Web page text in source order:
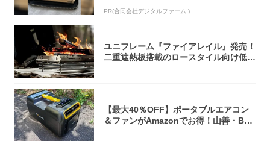
PR(合同会社デジタルファーム )
ユニフレーム『ファイアレイル』発売！
二重遮熱板搭載のロースタイル向け低型
【最大40％OFF】ポータブルエアコン
＆ファンがAmazonでお得！山善・Bo